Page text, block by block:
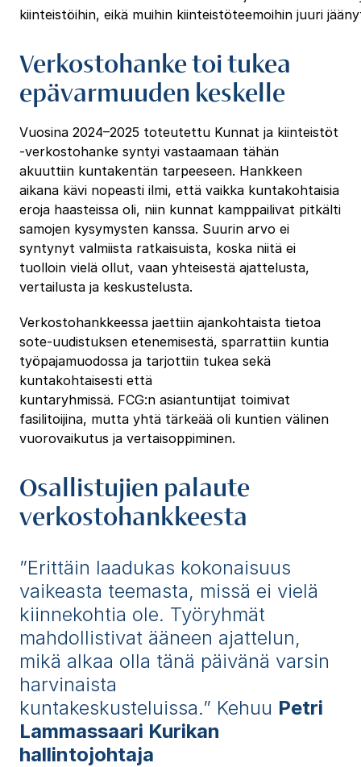
kiinteistöihin, eikä muihin kiinteistöteemoihin juuri
Verkostohanke toi tukea
epävarmuuden keskelle
Vuosina 2024–2025 toteutettu Kunnat ja kiinteistöt
-verkostohanke syntyi vastaamaan tähän
akuuttiin kuntakentän tarpeeseen. Hankkeen
aikana kävi nopeasti ilmi, että vaikka kuntakohtaisia
eroja haasteissa oli, niin kunnat kamppailivat pitkälti
samojen kysymysten kanssa. Suurin arvo ei
syntynyt valmiista ratkaisuista, koska niitä ei
tuolloin vielä ollut, vaan yhteisestä ajattelusta,
vertailusta ja keskustelusta.
Verkostohankkeessa jaettiin ajankohtaista tietoa
sote-uudistuksen etenemisestä, sparrattiin kuntia
työpajamuodossa ja tarjottiin tukea sekä
kuntakohtaisesti että
kuntaryhmissä. FCG:n asiantuntijat toimivat
fasilitoijina, mutta yhtä tärkeää oli kuntien välinen
vuorovaikutus ja vertaisoppiminen.
Osallistujien palaute
verkostohankkeesta
”Erittäin laadukas kokonaisuus
vaikeasta teemasta, missä ei vielä
kiinnekohtia ole. Työryhmät
mahdollistivat ääneen ajattelun,
mikä alkaa olla tänä päivänä varsin
harvinaista
kuntakeskusteluissa.” Kehuu Petri
Lammassaari Kurikan
hallintojohtaja